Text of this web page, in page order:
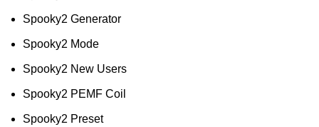
Spooky2 Generator
Spooky2 Mode
Spooky2 New Users
Spooky2 PEMF Coil
Spooky2 Preset